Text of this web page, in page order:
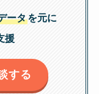
ータを元に
援
する